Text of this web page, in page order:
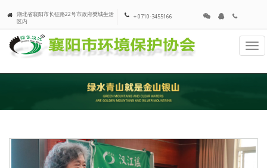
湖北省襄阳市长征路22号市政府樊城生活
区内
+ 0710-3455166